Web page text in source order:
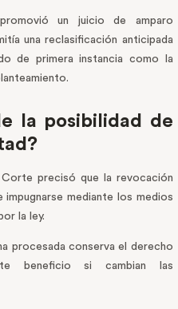
un juicio de amparo
una reclasificación anticipada
de primera instancia como la
la posibilidad de
Corte precisó que la revocación
mediante los medios
la ley.
procesada conserva el derecho
beneficio si cambian las